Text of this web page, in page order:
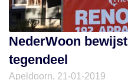
NederWoon bewijst
tegendeel
Apeldoorn, 21-01-2019